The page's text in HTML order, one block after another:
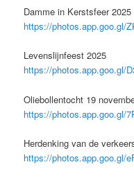
Damme in Kerstsfeer 2025
https://photos.app.goo.gl/
Levenslijnfeest 2025
https://photos.app.goo.gl/
Oliebollentocht 19
https://photos.app.goo.gl/
Herdenking van de
https://photos.app.goo.gl/